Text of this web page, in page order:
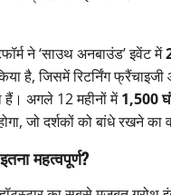
ने ‘साउथ अनबाउंड’ इवेंट में
है, जिसमें रिटर्निंग
हैं। अगले 12 महीनों में1,500
जो दर्शकों को बांधे रखने का
महत्वपूर्ण?